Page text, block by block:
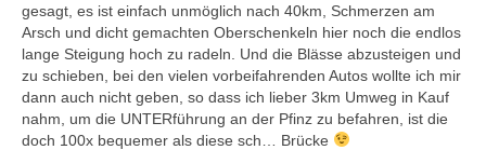
gesagt, es ist einfach unmöglich nach 40km, Schmerzen am
Arsch und dicht gemachten Oberschenkeln hier noch die endlos
lange Steigung hoch zu radeln. Und die Blässe abzusteigen und
zu schieben, bei den vielen vorbeifahrenden Autos wollte ich mir
dann auch nicht geben, so dass ich lieber 3km Umweg in Kauf
nahm, um die UNTERführung an der Pfinz zu befahren, ist die
doch 100x bequemer als diese sch… Brücke